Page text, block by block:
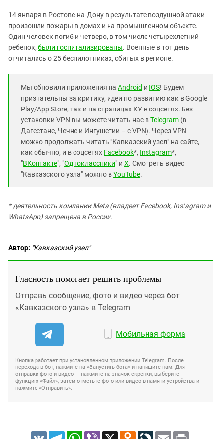
14 января в Ростове-на-Дону в результате воздушной атаки
произошли пожары в домах и на промышленном объекте.
Один человек погиб и четверо, в том числе четырехлетний
ребенок, были госпитализированы. Военные в тот день
отчитались о 25 беспилотниках, сбитых в регионе.
Мы обновили приложения на Android и IOS! Будем
признательны за критику, идеи по развитию как в Google
Play/App Store, так и на страницах КУ в соцсетях. Без
установки VPN вы можете читать нас вTelegram (в
Дагестане, Чечне и Ингушетии – с VPN). Через VPN
можно продолжать читать "Кавказский узел" на сайте,
как обычно, и в соцсетях Facebook*, Instagram*,
"ВКонтакте", "Одноклассники" и X. Смотреть видео
"Кавказского узла" можно вYouTube.
* деятельность компании Meta (владеет Facebook, Instagram и
WhatsApp) запрещена в России.
Автор: "Кавказский узел"
Гласность помогает решить проблемы
Отправь сообщение, фото и видео через бот
«Кавказского узла» в Telegram
Мобильная форма
Кнопка работает при установленном приложении Telegram. После
перехода в бот, нажмите на «Запустить бота» и напишите нам. Для
отправки фото и видео — нажмите на значок скрепки, выберите
функцию «Файл», затем отметьте фото или видео в памяти устройства и
нажмите «Отправить».
VK TelegramWhatsApp
Viber X Odnoklassniki
LiveJournal
Email Print